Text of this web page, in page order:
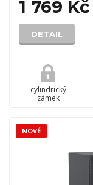
1 769 Kč
DETAIL
cylindrický
zámek
NOVÉ